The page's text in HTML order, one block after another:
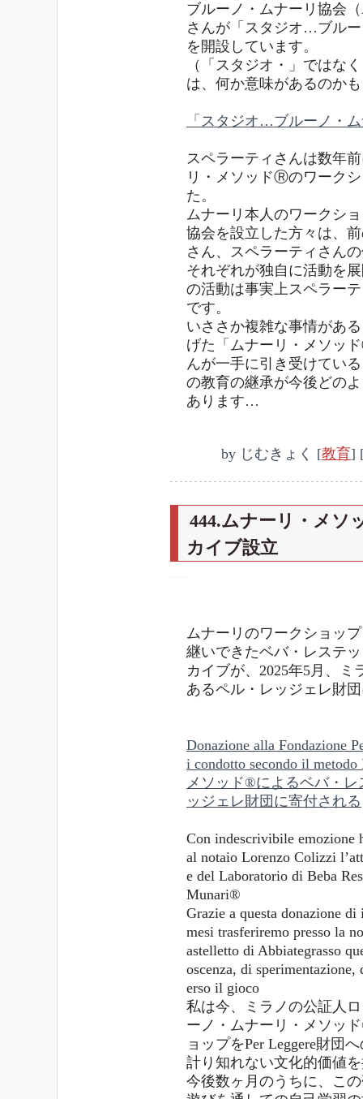
ブルーノ・ムナーリ協会
さんが「スタジオ…ブル
を開設しています。
（「スタジオ・」ではな
は、何か意味があるのか
「スタジオ…ブルーノ・
スペラーティさんは数年
リ・メソッドⓇのワーク
た。
ムナーリ本人のワークシ
協会を設立した方々は、
さん、スペラーティさん
それぞれが独自に活動を
の活動は事実上スペラー
です。
いささか複雑な事情があ
げた「ムナーリ・メソッ
んが一手に引き受けてい
の教育の継承が今後どの
あります…
by じむきょく [教育]
444.ムナーリ・メソ
カイブ設立
ムナーリのワークショッ
継いできたベバ・レステ
カイブが、2025年5月、
あるペル・レッジェレ財
Donazione alla Fondazione
i condotto secondo il
メソッド®によるベバ・
ッジェレ財団に寄付される
Con indescrivibile emozione
al notaio Lorenzo Colizzi
e del Laboratorio di Beba
Munari®
Grazie a questa donazione
mesi trasferiremo presso la
astelletto di Abbiategrasso
oscenza, di
erso il gioco
私は今、ミラノの公証人
ーノ・ムナーリ・メソッ
ョップをPer Leggere財団
計り知れない文化的価値
今後数ヶ月のうちに、こ